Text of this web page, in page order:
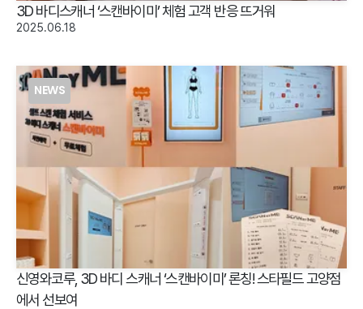
3D 바디스캐너 ‘스캔바이미’ 체험 고객 반응 뜨거워
2025.06.18
NEWS
신영와코루, 3D 바디 스캐너 ‘스캔바이미’ 론칭! 스타필드 고양점
에서 선보여